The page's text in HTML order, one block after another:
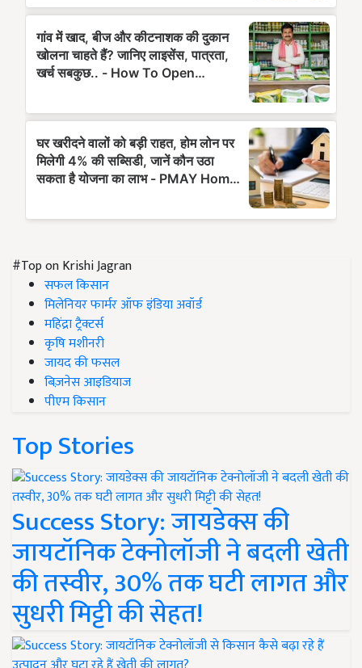
#Top on Krishi Jagran
सफल किसान
मिलेनियर फार्मर ऑफ इंडिया अवॉर्ड
महिंद्रा ट्रैक्टर्स
कृषि मशीनरी
जायद की फसल
बिज़नेस आइडियाज
पीएम किसान
Top Stories
Success Story: जायडेक्स की
जायटॉनिक टेक्नोलॉजी ने बदली खेती
की तस्वीर, 30% तक घटी लागत और
सुधरी मिट्टी की सेहत!